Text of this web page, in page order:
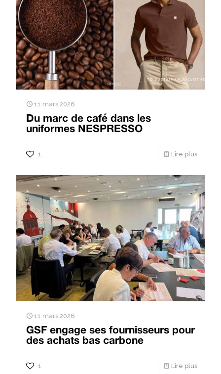
11 mars 2026
Du marc de café dans les
uniformes NESPRESSO
1 Lire plus
11 mars 2026
GSF engage ses fournisseurs pour
des achats bas carbone
1 Lire plus